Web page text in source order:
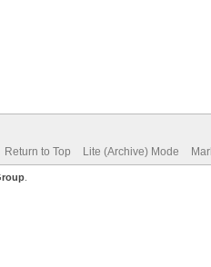
Return to Top Lite (Archive) Mode